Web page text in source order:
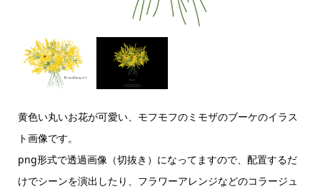
黄色い丸いお花が可愛い、モフモフのミモザのブーケのイラス
ト画像です。
png形式で透過画像（切抜き）になってますので、配置するだ
けでシーンを演出したり、フラワーアレンジなどのコラージュ